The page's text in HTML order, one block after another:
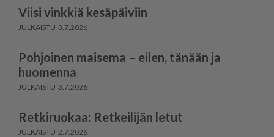
Viisi vinkkiä kesäpäiviin
3.7.2026
Pohjoinen maisema – eilen, tänään ja
huomenna
3.7.2026
Retkiruokaa: Retkeilijän letut
2.7.2026